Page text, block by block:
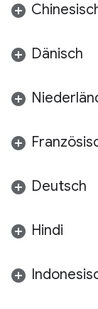
Dänisch
Deutsch
Hindi